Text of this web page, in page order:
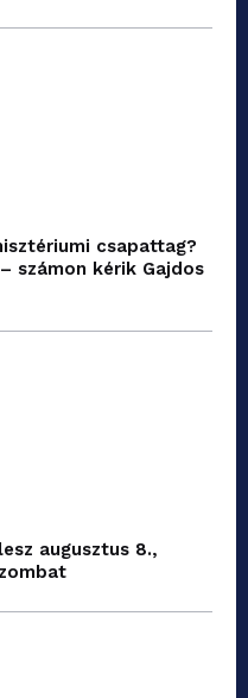
csapattag?
számon kérik Gajdos
augusztus 8.,